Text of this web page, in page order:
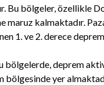
Bu bölgeler, özellikle
kalmaktadır.
1. ve 2. derece
bölgelerde, deprem
bölgesinde yer